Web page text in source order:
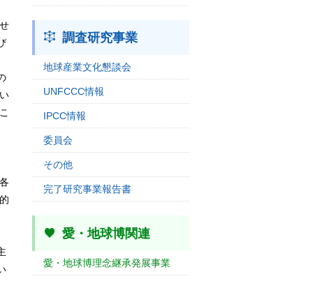
調査研究事業
地球産業文化懇談会
UNFCCC情報
IPCC情報
委員会
その他
完了研究事業報告書
愛・地球博関連
愛・地球博理念継承発展事業